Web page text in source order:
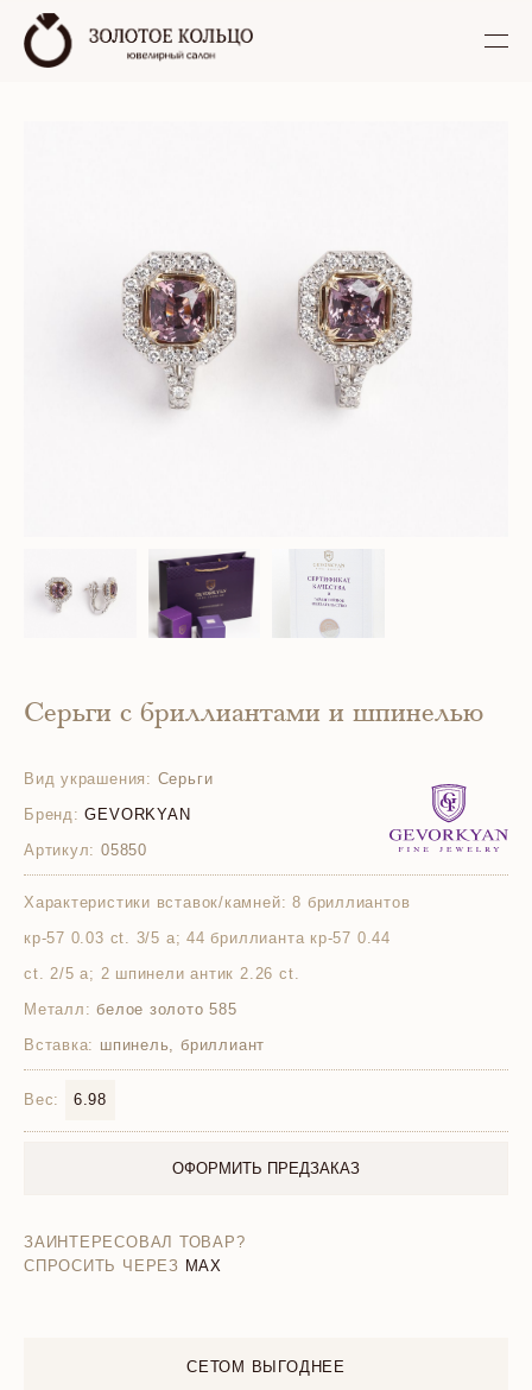
Серьги с бриллиантами и шпинелью
Вид украшения: Серьги
Бренд: GEVORKYAN
Артикул: 05850
Характеристики вставок/камней: 8 бриллиантов
кр-57 0.03 ct. 3/5 а; 44 бриллианта кр-57 0.44
ct. 2/5 а; 2 шпинели антик 2.26 ct.
Металл: белое золото 585
Вставка: шпинель, бриллиант
Вес: 6.98
ОФОРМИТЬ ПРЕДЗАКАЗ
ЗАИНТЕРЕСОВАЛ ТОВАР?
СПРОСИТЬ ЧЕРЕЗ MAX
СЕТОМ ВЫГОДНЕЕ